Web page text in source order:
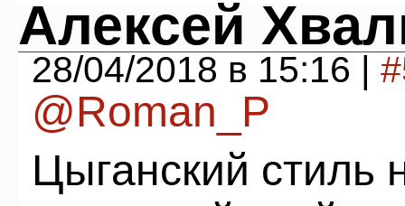
Алексей
28/04/2018 в 15:16 |
@Roman_P
Цыганский стиль